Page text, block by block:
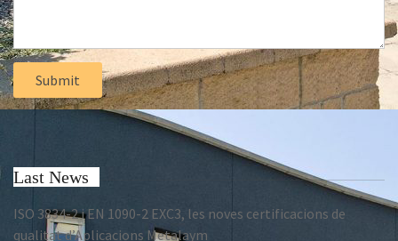
Last News
ISO 3834-2 i EN 1090-2 EXC3, les noves certificacions de
qualitat d’Aplicacions Metalaym